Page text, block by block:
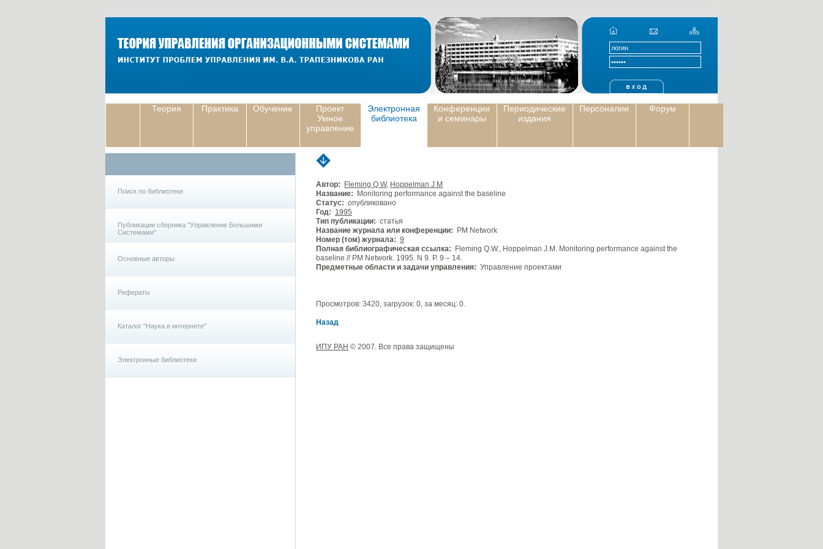
Теория Практика Обучение
Проект
Умное
управление
Электронная
библиотека
Конференции
и семинары
Периодические
издания
Персоналии Форум
Поиск по библиотеке
Публикации сборника "Управление Большими
Системами"
Основные авторы
Рефераты
Каталог "Наука в интернете"
Электронные библиотеки
Автор: Fleming Q W, Hoppelman J M
Название: Monitoring performance against the baseline
Статус: опубликовано
Год: 1995
Тип публикации: статья
Название журнала или конференции: PM Network
Номер (том) журнала: 9
Полная библиографическая ссылка: Fleming Q.W., Hoppelman J.M. Monitoring performance against the
baseline // PM Network. 1995. N 9. P. 9 – 14.
Предметные области и задачи управления: Управление проектами
Просмотров: 3420, загрузок: 0, за месяц: 0.
Назад
ИПУ РАН © 2007. Все права защищены